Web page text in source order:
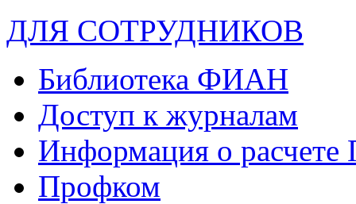
ДЛЯ СОТРУДНИКОВ
Библиотека ФИАН
Доступ к журналам
Информация о
Профком